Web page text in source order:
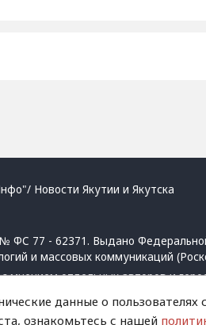
Новости Якутии и Якутска
ФС 77 - 62371. Выдано
и массовых коммуникаций
отдельных авторов и
активная ссылка на сайт.
данные о
ознакомьтесь с нашей